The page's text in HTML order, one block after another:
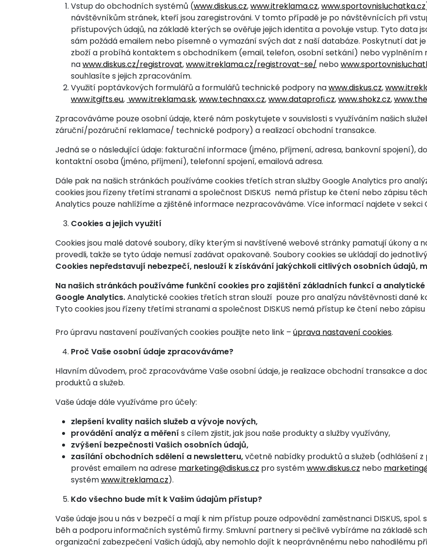
Vstup do obchodních systémů (www.diskus.cz,www.itreklama.cz,www.sportovnisluchatka.cz
návštěvníkům stránek, kteří jsou zaregistrováni. V tomto případě je po návštěvnících při
přístupových údajů, na základě kterých se ověřuje jejich identita a povoluje vstup. Tyto data
sám požádá emailem nebo písemně o vymazání svých dat z naší databáze. Poskytnutí dat
zboží a probíhá kontaktem s obchodníkem (email, telefon, osobní setkání) nebo
nawww.diskus.cz/registrovat,www.itreklama.cz/registrovat-se/ nebo
souhlasíte s jejich zpracováním.
Využití poptávkových formulářů a formulářů technické podpory nawww.diskus.cz,
www.itgifts.eu, www.itreklama.sk,www.technaxx.cz,www.dataprofi.cz,www.shokz.cz,
Zpracováváme pouze osobní údaje, které nám poskytujete v souvislosti s využíváním našich
záruční/pozáruční reklamace/ technické podpory) a realizací obchodní transakce.
Jedná se o následující údaje: fakturační informace (jméno, příjmení, adresa, bankovní spojení),
kontaktní osoba (jméno, příjmení), telefonní spojení, emailová adresa.
Dále pak na našich stránkách používáme cookies třetích stran služby Google Analytics pro
cookies jsou řízeny třetími stranami a společnost DISKUS nemá přístup ke čtení nebo zápisu
Analytics pouze nahlížíme a zjištěné informace nezpracováváme. Více informací najdete v sekci
Cookies a jejich využití
Cookies jsou malé datové soubory, díky kterým si navštívené webové stránky pamatují úkony a
provedli, takže se tyto údaje nemusí zadávat opakovaně. Soubory cookies se ukládají do
Cookies nepředstavují nebezpečí, neslouží k získávání jakýchkoli citlivých osobních údajů,
Na našich stránkách používáme funkční cookies pro zajištění základních funkcí a
Google Analytics.Analytické cookies třetích stran slouží pouze pro analýzu návštěvnosti dané
Tyto cookies jsou řízeny třetími stranami a společnost DISKUS nemá přístup ke čtení nebo
Pro úpravu nastavení používaných cookies použijte neto link – úprava nastavení cookies.
Proč Vaše osobní údaje zpracováváme?
Hlavním důvodem, proč zpracováváme Vaše osobní údaje, je realizace obchodní transakce a
produktů a služeb.
Vaše údaje dále využíváme pro účely:
zlepšení kvality našich služeb a vývoje nových,
provádění analýz a měření s cílem zjistit, jak jsou naše produkty a služby využívány,
zvýšení bezpečnosti Vašich osobních údajů,
zasílání obchodních sdělení a newsletteru,včetně nabídky produktů a služeb (odhlášení
provést emailem na adrese marketing@diskus.cz pro systémwww.diskus.cz nebo
systémwww.itreklama.cz).
Kdo všechno bude mít k Vašim údajům přístup?
Vaše údaje jsou u nás v bezpečí a mají k nim přístup pouze odpovědní zaměstnanci DISKUS,
běh a podporu informačních systémů firmy. Smluvní partnery si pečlivě vybíráme na základě
organizační zabezpečení Vašich údajů, aby nemohlo dojít k neoprávněnému nebo nahodilému